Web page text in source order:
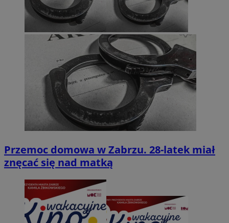
Przemoc domowa w Zabrzu. 28-latek miał
znęcać się nad matką